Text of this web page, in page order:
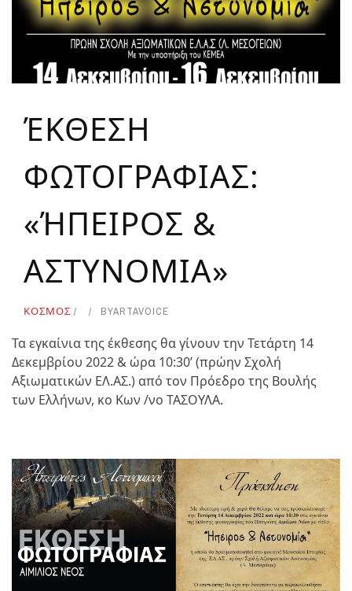
ΈΚΘΕΣΗ
ΦΩΤΟΓΡΑΦΙΑΣ:
«ΉΠΕΙΡΟΣ &
ΑΣΤΥΝΟΜΙΑ»
ΚΟΣΜΟΣ BYARTAVOICE
Τα εγκαίνια της έκθεσης θα γίνουν την Τετάρτη 14
Δεκεμβρίου 2022 & ώρα 10:30’ (πρώην Σχολή
Αξιωματικών ΕΛ.ΑΣ.) από τον Πρόεδρο της Βουλής
των Ελλήνων, κο Κων /νο ΤΑΣΟΥΛΑ.